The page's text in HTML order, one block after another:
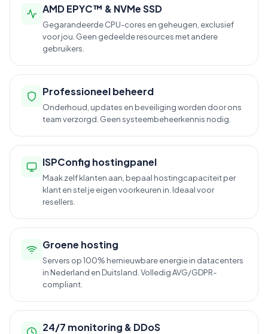
AMD EPYC™ & NVMe SSD
Gegarandeerde CPU-cores en geheugen, exclusief
voor jou. Geen gedeelde resources met andere
gebruikers.
Professioneel beheerd
Onderhoud, updates en beveiliging worden door ons
team verzorgd. Geen systeembeheerkennis nodig.
ISPConfig hostingpanel
Maak zelf klanten aan, bepaal hostingcapaciteit per
klant en stel je eigen voorkeuren in. Ideaal voor
resellers.
Groene hosting
Servers op 100% hernieuwbare energie in datacenters
in Nederland en Duitsland. Volledig AVG/GDPR-
compliant.
24/7 monitoring & DDoS